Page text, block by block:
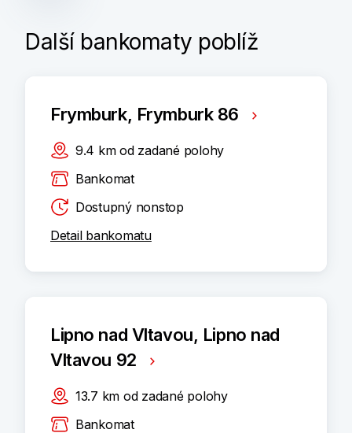
Další bankomaty poblíž
Frymburk, Frymburk 86
9.4 km od zadané polohy
Bankomat
Dostupný nonstop
Detail bankomatu
Lipno nad Vltavou, Lipno nad
Vltavou 92
13.7 km od zadané polohy
Bankomat